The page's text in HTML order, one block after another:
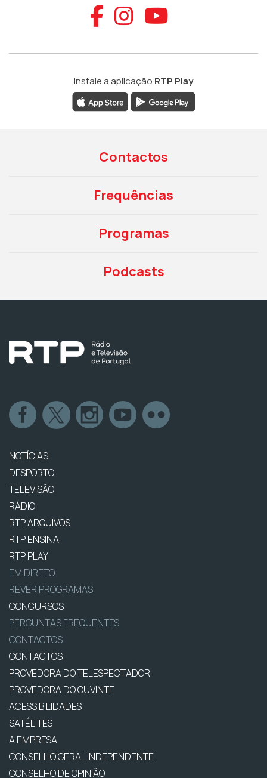
Aceder ao
Aceder ao
Aceder
Instale a aplicação RTP Play
Contactos
Frequências
Programas
Podcasts
NOTÍCIAS
DESPORTO
TELEVISÃO
RÁDIO
RTP ARQUIVOS
RTP ENSINA
RTP PLAY
EM DIRETO
REVER PROGRAMAS
CONCURSOS
PERGUNTAS FREQUENTES
CONTACTOS
CONTACTOS
PROVEDORA DO TELESPECTADOR
PROVEDORA DO OUVINTE
ACESSIBILIDADES
SATÉLITES
A EMPRESA
CONSELHO GERAL INDEPENDENTE
CONSELHO DE OPINIÃO